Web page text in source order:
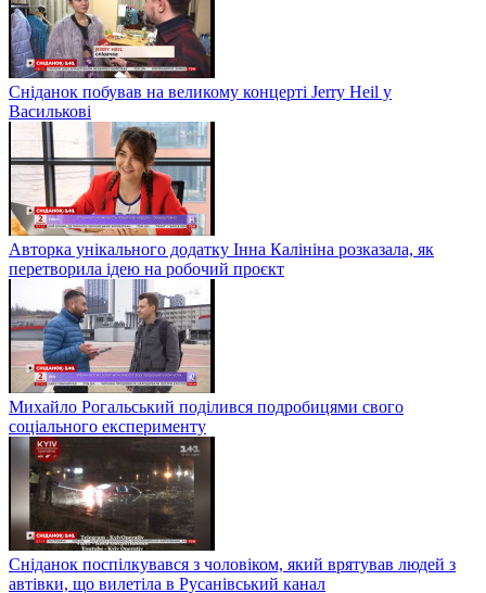
Сніданок побував на великому концерті Jerry Heil у
Василькові
Авторка унікального додатку Інна Калініна розказала, як
перетворила ідею на робочий проєкт
Михайло Рогальський поділився подробицями свого
соціального експерименту
Сніданок поспілкувався з чоловіком, який врятував людей з
автівки, що вилетіла в Русанівський канал